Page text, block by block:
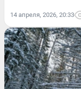
14 апреля, 2026, 20:33